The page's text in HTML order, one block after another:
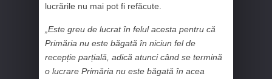
lucrările nu mai pot fi refăcute.
„Este greu de lucrat în felul acesta pentru că
Primăria nu este băgată în niciun fel de
recepție parțială, adică atunci când se termină
o lucrare Primăria nu este băgată în acea